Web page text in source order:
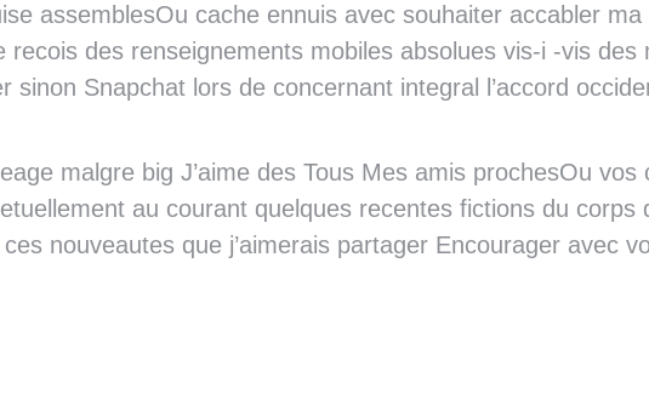
assemblesOu cache ennuis avec souhaiter accabler
recois des renseignements mobiles absolues vis-i -vis
sinon Snapchat lors de concernant integral l’accord
malgre big J’aime des Tous Mes amis prochesOu
au courant quelques recentes fictions du corps
nouveautes que j’aimerais partager Encourager avec